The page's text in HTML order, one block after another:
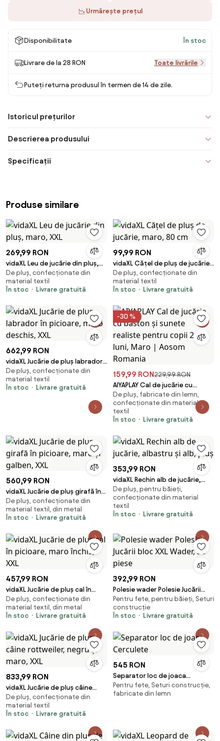
Urmărește prețul
Disponibilitate În stoc
Livrare de la 28 RON Toate livrările
Puteți returna produsul în termen de 14 de zile.
Istoricul prețurilor
Descrierea produsului
Specificații
Produse similare
269,99 RON
vidaXL Leu de jucărie din pluș,
maro, XXL
De pluș, confecționate din
material textil
În stoc
Livrare gratuită
99,99 RON
vidaXL Cățel de pluș de jucărie,
maro, 80 cm
De pluș, confecționate din
material textil
În stoc
Livrare gratuită
662,99 RON
vidaXL Jucărie de pluș labrador
în picioare, maro deschis, XXL
De pluș, confecționate din
material textil
În stoc
Livrare gratuită
-30 %
159,99 RON229,99 RON
AIYAPLAY Cal de jucărie cu
baston și sunete realiste
pentru copii 24+ luni, Maro |
Aosom Romania
De pluș, fabricate din lemn,
confecționate din material
textil
În stoc
Livrare gratuită
560,99 RON
vidaXL Jucărie de pluș girafă în
picioare, maro și galben, XXL
De pluș, confecționate din
material textil, din metal
În stoc
Livrare gratuită
353,99 RON
vidaXL Rechin alb de jucărie,
albastru și alb, pluș
De pluș, pentru băieți,
confecționate din material
textil
În stoc
Livrare gratuită
457,99 RON
vidaXL Jucărie de pluș cal în
picioare, maro închis, XXL
De pluș, confecționate din
material textil, din metal
În stoc
Livrare gratuită
392,99 RON
Polesie wader Polesie Jucării
bloc XXL Wader, 36 piese
Pentru fete, pentru băieți, Seturi
construcție
În stoc
Livrare gratuită
833,99 RON
vidaXL Jucărie de pluș câine
rottweiler, negru și maro, XXL
De pluș, confecționate din
material textil
În stoc
Livrare gratuită
545 RON
Separator loc de joaca
Cerculete
Pentru fete, Seturi construcție,
fabricate din lemn